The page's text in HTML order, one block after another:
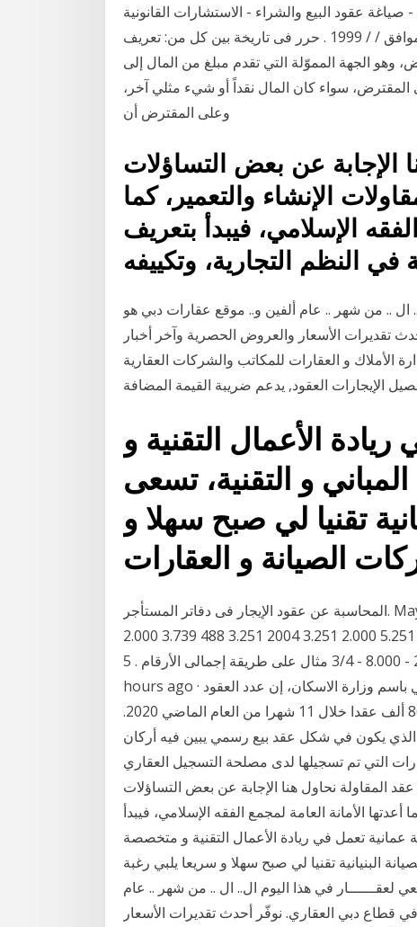
صياغة عقود البيع والشراء - الاستشارات القانونية
. بسم الله الرحمن الرحيم. عقد بيع عقار. انه فى يوم الموافق / / 1999 . حرر فى تاريخة بين كل من: تعريف
الجهة المموّلة التي تقدم مبلغ من المال إلى
المقترض، سواء كان المال نقداً أو شيء مثلي آخر،
وعلى المقترض أن
الإجابة عن بعض التساؤلات
الإنشاء والتعمير، كما
الإسلامي، فيبدأ بتعريف
في النظم التجارية، وتكييفه
ال.. ال .. من شهر .. عام ألفين و.. موقع عقارات دبي هو
تقديرات الأسعار والعروض الحصرية وآخر أخبار
الأملاك و العقارات للمكاتب والشركات العقارية
الإيجارات العقود, يدعم ضريبة القيمة المضافة
الأعمال التقنية و
و التقنية، تسعى
تقنيا لي صبح سهلا و
المحاسبة عن عقود الإيجار فى دفاتر المستأجر. May 22, 2013 ب - عقود الإيجار التمويلى : 1 - تسجيل قيمة
عقد . .710 856 6.566 2.000 4.566 2003 4.566 685 5.251 2.000 3.251 2004 3.251 488 3.739 2.000
1.739 2005 1739 261 2.000 2.000 - اجمالى - 2.290 - 8.000 - 3/4 مثال على طريقة إجمالى الأرقام . 5
hours ago · قال لـ"الاقتصادية" سيف السويلم، المتحدث الرسمي باسم وزارة الاسكان، إن عدد العقود
السكنية والتجارية الموثقة في شبكة "إيجار" بلغ 866 ألف عقدا خلال 11 شهرا من العام الماضي 2020.
العقود تجاوزت 752 ألف عقد هو الذي يكون في شكل عقد بيع رسمي يبين فيه أركان
التي تم تسجيلها لدى مصلحة التسجيل العقاري
المقاولة نحاول هنا الإجابة عن بعض التساؤلات
الأمانة العامة لمجمع الفقه الإسلامي، فيبدأ
عمانية تعمل في ريادة الأعمال التقنية و متخصصة
البنيانية تقنيا لي صبح سهلا و سريعا يلبي رغبة
لعقــــــار في هذا اليوم ال.. ال .. من شهر .. عام
قطاع دبي العقاري. نوفّر أحدث تقديرات الأسعار